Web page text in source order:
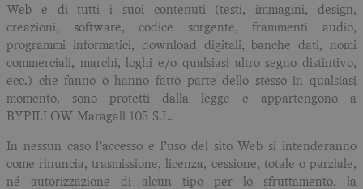
Web e di tutti i suoi contenuti (testi, immagini, design,
creazioni, software, codice sorgente, frammenti audio,
programmi informatici, download digitali, banche dati, nomi
commerciali, marchi, loghi e/o qualsiasi altro segno distintivo,
ecc.) che fanno o hanno fatto parte dello stesso in qualsiasi
momento, sono protetti dalla legge e appartengono a
BYPILLOW Maragall 105 S.L.
In nessun caso l’accesso e l’uso del sito Web si intenderanno
come rinuncia, trasmissione, licenza, cessione, totale o parziale,
né autorizzazione di alcun tipo per lo sfruttamento, la